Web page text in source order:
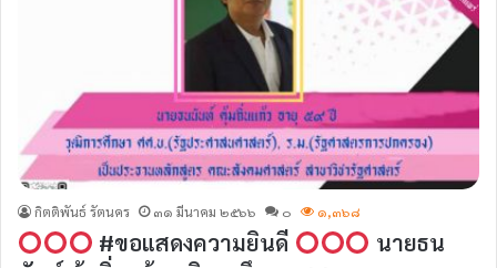
กิตติพันธ์ รัตนคร ๓๑ มีนาคม ๒๕๖๖ ๐ ๑,๓๖๘
#ขอแสดงความยินดี
นายธน